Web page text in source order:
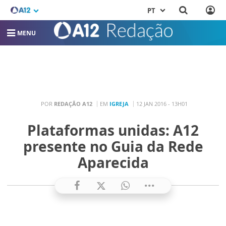
PT
MENU
POR REDAÇÃO A12 EM IGREJA 12 JAN 2016 - 13H01
Plataformas unidas: A12
presente no Guia da Rede
Aparecida